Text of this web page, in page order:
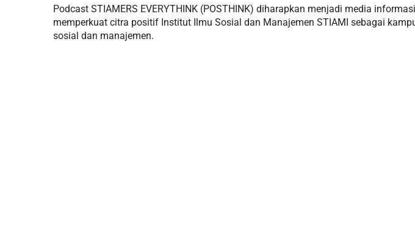
Podcast STIAMERS EVERYTHINK (POSTHINK) diharapkan menjadi media
memperkuat citra positif Institut Ilmu Sosial dan Manajemen STIAMI sebagai
sosial dan manajemen.